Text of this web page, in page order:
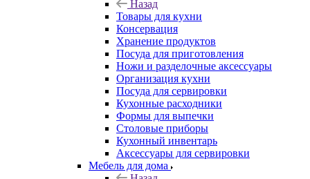
Назад
Товары для кухни
Консервация
Хранение продуктов
Посуда для приготовления
Ножи и разделочные аксессуары
Организация кухни
Посуда для сервировки
Кухонные расходники
Формы для выпечки
Столовые приборы
Кухонный инвентарь
Аксессуары для сервировки
Мебель для дома